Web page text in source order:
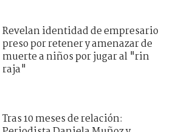
Revelan identidad de empresario
preso por retener y amenazar de
muerte a niños por jugar al "rin
raja"
Tras 10 meses de relación: